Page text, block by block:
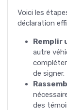
Voici les
déclaration
Remplir
autre
de signer.
des